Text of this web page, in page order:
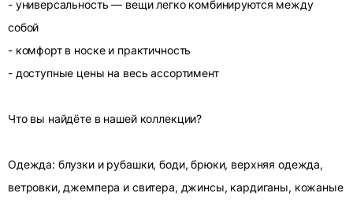
- универсальность — вещи легко комбинируются между
собой
- комфорт в носке и практичность
- доступные цены на весь ассортимент
Что вы найдёте в нашей коллекции?
Одежда: блузки и рубашки, боди, брюки, верхняя одежда,
ветровки, джемпера и свитера, джинсы, кардиганы, кожаные